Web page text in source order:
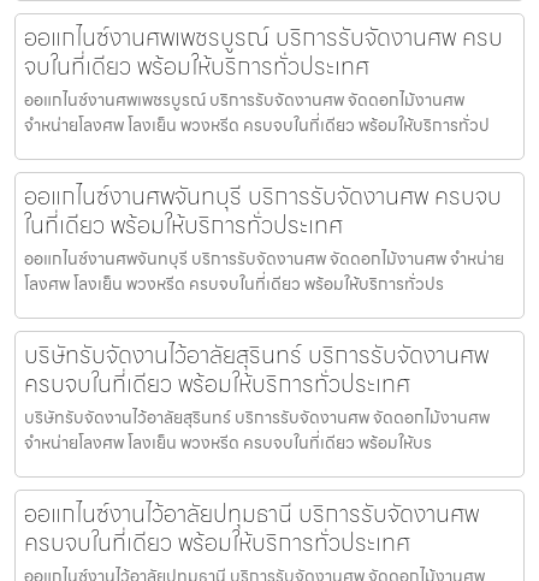
ออแกไนซ์งานศพเพชรบูรณ์ บริการรับจัดงานศพ ครบ
จบในที่เดียว พร้อมให้บริการทั่วประเทศ
ออแกไนซ์งานศพเพชรบูรณ์ บริการรับจัดงานศพ จัดดอกไม้งานศพ
จำหน่ายโลงศพ โลงเย็น พวงหรีด ครบจบในที่เดียว พร้อมให้บริการทั่วป
ออแกไนซ์งานศพจันทบุรี บริการรับจัดงานศพ ครบจบ
ในที่เดียว พร้อมให้บริการทั่วประเทศ
ออแกไนซ์งานศพจันทบุรี บริการรับจัดงานศพ จัดดอกไม้งานศพ จำหน่าย
โลงศพ โลงเย็น พวงหรีด ครบจบในที่เดียว พร้อมให้บริการทั่วปร
บริษัทรับจัดงานไว้อาลัยสุรินทร์ บริการรับจัดงานศพ
ครบจบในที่เดียว พร้อมให้บริการทั่วประเทศ
บริษัทรับจัดงานไว้อาลัยสุรินทร์ บริการรับจัดงานศพ จัดดอกไม้งานศพ
จำหน่ายโลงศพ โลงเย็น พวงหรีด ครบจบในที่เดียว พร้อมให้บร
ออแกไนซ์งานไว้อาลัยปทุมธานี บริการรับจัดงานศพ
ครบจบในที่เดียว พร้อมให้บริการทั่วประเทศ